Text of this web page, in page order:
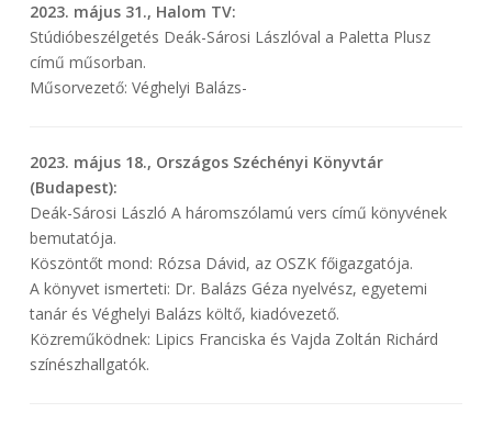
2023. május 31., Halom TV:
Stúdióbeszélgetés Deák-Sárosi Lászlóval a Paletta Plusz
című műsorban.
Műsorvezető: Véghelyi Balázs-
2023. május 18., Országos Széchényi Könyvtár
(Budapest):
Deák-Sárosi László A háromszólamú vers című könyvének
bemutatója.
Köszöntőt mond: Rózsa Dávid, az OSZK főigazgatója.
A könyvet ismerteti: Dr. Balázs Géza nyelvész, egyetemi
tanár és Véghelyi Balázs költő, kiadóvezető.
Közreműködnek: Lipics Franciska és Vajda Zoltán Richárd
színészhallgatók.